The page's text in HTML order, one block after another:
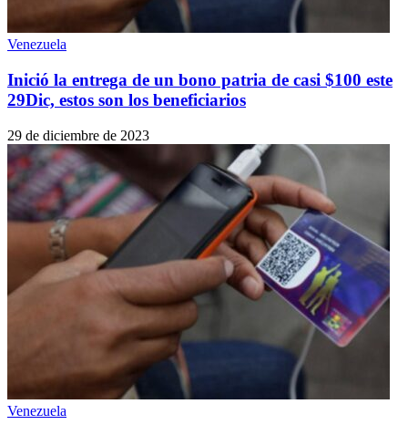
Venezuela
Inició la entrega de un bono patria de casi $100 este
29Dic, estos son los beneficiarios
29 de diciembre de 2023
Venezuela